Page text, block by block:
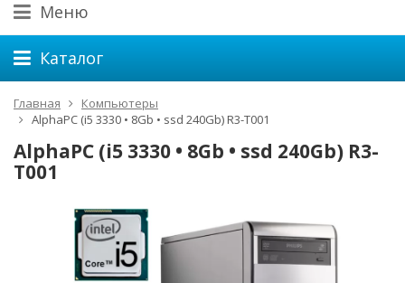
Меню
Каталог
Главная
Компьютеры
AlphaPC (i5 3330 • 8Gb • ssd 240Gb) R3-T001
AlphaPC (i5 3330 • 8Gb • ssd 240Gb) R3-
T001